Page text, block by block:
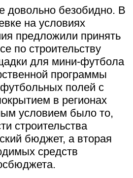
довольно безобидно. В
на условиях
предложили принять
по строительству
для мини-футбола
программы
полей с
в регионах
условием было то,
строительства
бюджет, а вторая
средств